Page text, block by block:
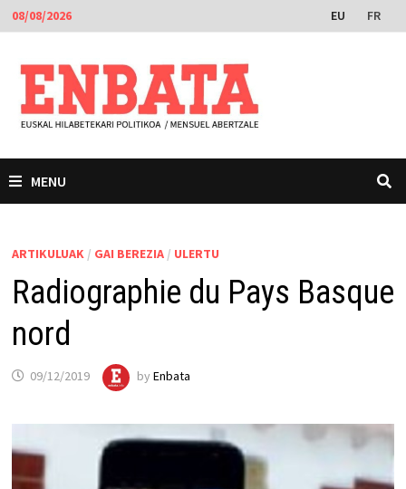
Skip
to
content
08/08/2026 EU FR
MENU
ARTIKULUAK / GAI BEREZIA/ ULERTU
Radiographie du Pays Basque
nord
09/12/2019 by Enbata